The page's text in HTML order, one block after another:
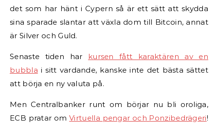
det som har hänt i Cypern så är ett sätt att skydda
sina sparade slantar att växla dom till Bitcoin, annat
är Silver och Guld.
Senaste tiden har kursen fått karaktären av en
bubbla i sitt vardande, kanske inte det bästa sättet
att börja en ny valuta på.
Men Centralbanker runt om börjar nu bli oroliga,
ECB pratar omVirtuella pengar och Ponzibedrägeri!